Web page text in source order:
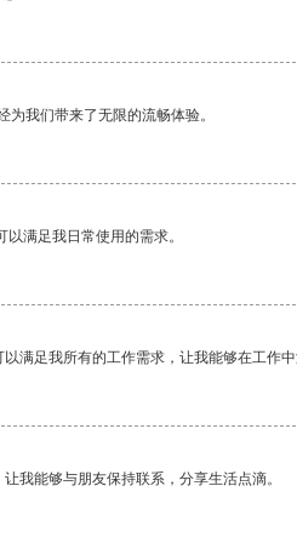
我们带来了无限的流畅体验。
满足我日常使用的需求。
满足我所有的工作需求，让我能够在工作中
我能够与朋友保持联系，分享生活点滴。